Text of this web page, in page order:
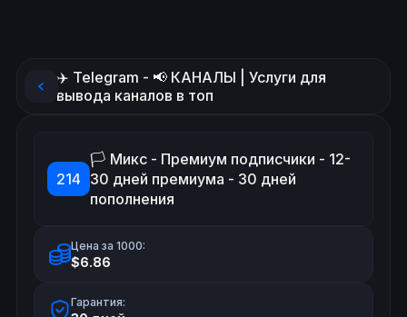
✈️ Telegram - 📢 КАНАЛЫ | Услуги для
вывода каналов в топ
214
🏳️ Микс - Премиум подписчики - 12-
30 дней премиума - 30 дней
пополнения
Цена за 1000:
$6.86
Гарантия: